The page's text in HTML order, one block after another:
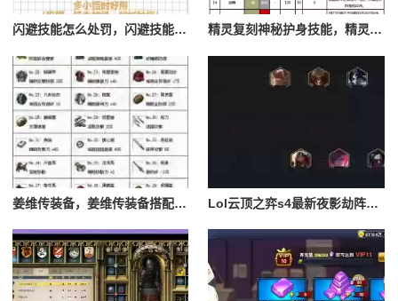
闪避技能怎么处罚，闪避技能怎么处罚队友 精灵复刻神秘护身技能，精灵复刻攻略
姜维传装备，姜维传装备搭配一览表最新 Lol云顶之弈s4最新夜影劫阵容搭配，云顶之奕夜影劫阵容